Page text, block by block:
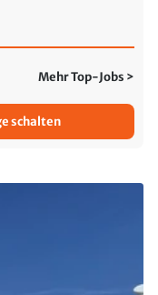
Mehr Top-Jobs >
schalten